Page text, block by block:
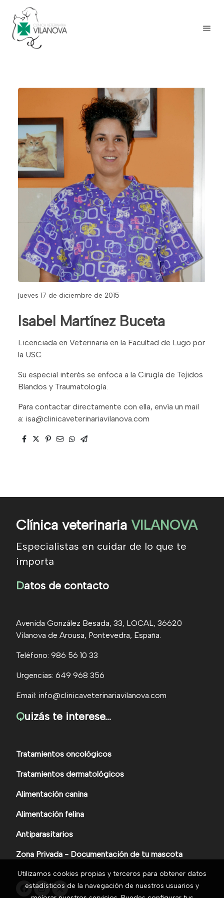
jueves 17 de diciembre de 2015
Isabel Martínez Buceta
Licenciada en Veterinaria en la Facultad de Lugo por
la USC.
Su especial interés se enfoca a la Cirugía de Tejidos
Blandos y Traumatología.
Para contactar directamente con ella, envía un mail
a: isa@clinicaveterinariavilanova.com
Clínica veterinaria VILANOVA
Especialistas en cuidar de lo que te
importa
Datos de contacto
Avenida González Besada, 33, LOCAL, 36620
Vilanova de Arousa, Pontevedra, España.
Teléfono: 986 56 10 33
Urgencias: 649 968 356
Email: info@clinicaveterinariavilanova.com
Quizás te interese...
Tratamientos oncológicos
Tratamientos dermatológicos
Alimentación canina
Alimentación felina
Antiparasitarios
Zona Privada - Documentación de tu mascota
Utilizamos cookies propias y terceros para obtener datos
estadísticos de la navegación de nuestros usuarios y